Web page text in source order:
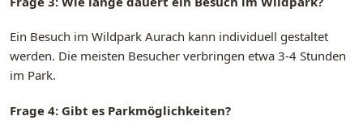
Ein Besuch im Wildpark Aurach kann individuell gestaltet
werden. Die meisten Besucher verbringen etwa 3-4 Stunden
im Park.
Frage 4: Gibt es Parkmöglichkeiten?